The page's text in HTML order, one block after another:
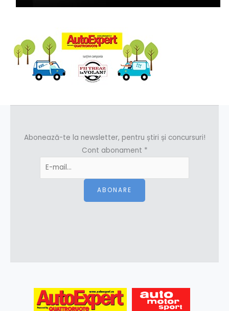
Abonează-te la newsletter, pentru știri și concursuri!
Cont abonament *
ABONARE